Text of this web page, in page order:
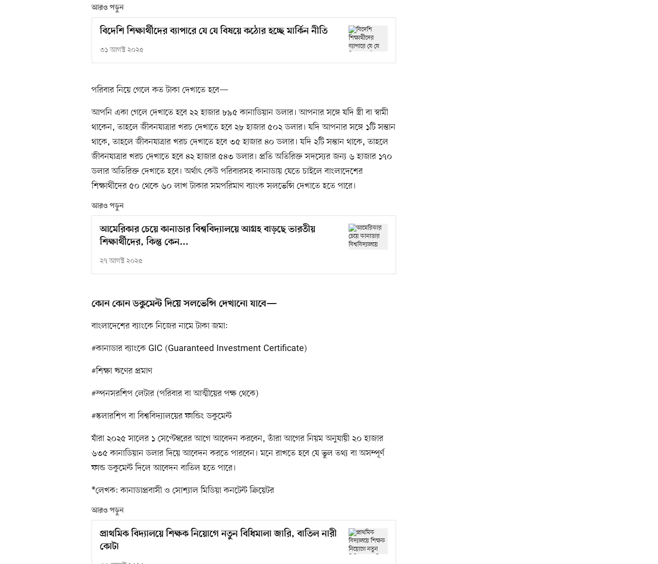
আরও পড়ুন
বিদেশি শিক্ষার্থীদের ব্যাপারে যে যে বিষয়ে কঠোর হচ্ছে মার্কিন নীতি
৩১ আগস্ট ২০২৫
পরিবার নিয়ে গেলে কত টাকা দেখাতে হবে—
আপনি একা গেলে দেখাতে হবে ২২ হাজার ৮৯৫ কানাডিয়ান ডলার। আপনার সঙ্গে যদি স্ত্রী বা স্বামী
থাকেন, তাহলে জীবনযাত্রার খরচ দেখাতে হবে ২৮ হাজার ৫০২ ডলার। যদি আপনার সঙ্গে ১টি সন্তান
থাকে, তাহলে জীবনযাত্রার খরচ দেখাতে হবে ৩৫ হাজার ৪০ ডলার। যদি ২টি সন্তান থাকে, তাহলে
জীবনযাত্রার খরচ দেখাতে হবে ৪২ হাজার ৫৪৩ ডলার। প্রতি অতিরিক্ত সদস্যের জন্য ৬ হাজার ১৭০
ডলার অতিরিক্ত দেখাতে হবে। অর্থাৎ কেউ পরিবারসহ কানাডায় যেতে চাইলে বাংলাদেশের
শিক্ষার্থীদের ৫০ থেকে ৬০ লাখ টাকার সমপরিমাণ ব্যাংক সলভেন্সি দেখাতে হতে পারে।
আরও পড়ুন
আমেরিকার চেয়ে কানাডার বিশ্ববিদ্যালয়ে আগ্রহ বাড়ছে ভারতীয়
শিক্ষার্থীদের, কিন্তু কেন...
২৭ আগস্ট ২০২৫
কোন কোন ডকুমেন্ট দিয়ে সলভেন্সি দেখানো যাবে—
বাংলাদেশের ব্যাংকে নিজের নামে টাকা জমা:
#কানাডার ব্যাংকে GIC (Guaranteed Investment Certificate)
#শিক্ষা ঋণের প্রমাণ
#স্পনসরশিপ লেটার (পরিবার বা আত্মীয়ের পক্ষ থেকে)
#স্কলারশিপ বা বিশ্ববিদ্যালয়ের ফান্ডিং ডকুমেন্ট
যাঁরা ২০২৫ সালের ১ সেপ্টেম্বরের আগে আবেদন করবেন, তাঁরা আগের নিয়ম অনুযায়ী ২০ হাজার
৬৩৫ কানাডিয়ান ডলার দিয়ে আবেদন করতে পারবেন। মনে রাখতে হবে যে ভুল তথ্য বা অসম্পূর্ণ
ফান্ড ডকুমেন্ট দিলে আবেদন বাতিল হতে পারে।
*লেখক: কানাডাপ্রবাসী ও সোশ্যাল মিডিয়া কনটেন্ট ক্রিয়েটর
আরও পড়ুন
প্রাথমিক বিদ্যালয়ে শিক্ষক নিয়োগে নতুন বিধিমালা জারি, বাতিল নারী
কোটা